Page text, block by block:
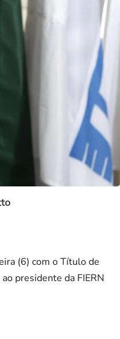
(6) com o Título de
presidente da FIERN